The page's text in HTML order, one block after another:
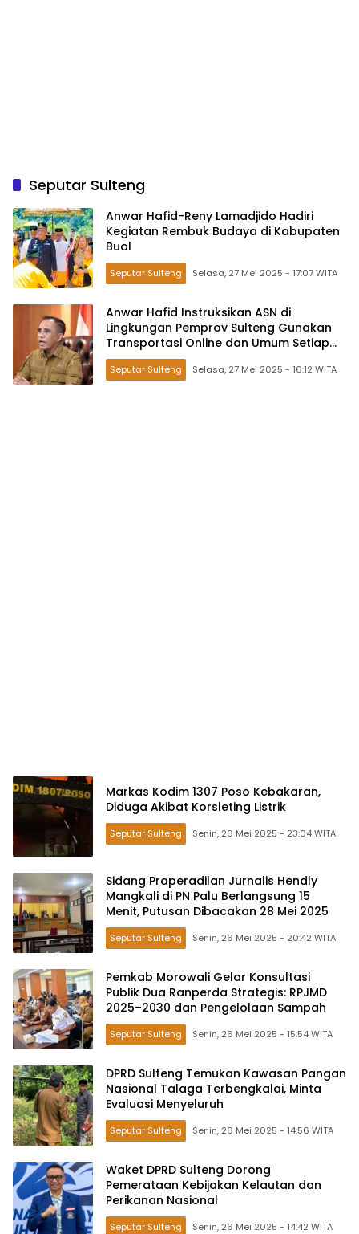
Seputar Sulteng
Anwar Hafid-Reny Lamadjido Hadiri
Kegiatan Rembuk Budaya di Kabupaten
Buol
Seputar Sulteng Selasa, 27 Mei 2025 - 17:07 WITA
Anwar Hafid Instruksikan ASN di
Lingkungan Pemprov Sulteng Gunakan
Transportasi Online dan Umum Setiap
Hari Jumat
Seputar Sulteng Selasa, 27 Mei 2025 - 16:12 WITA
Markas Kodim 1307 Poso Kebakaran,
Diduga Akibat Korsleting Listrik
Seputar Sulteng Senin, 26 Mei 2025 - 23:04 WITA
Sidang Praperadilan Jurnalis Hendly
Mangkali di PN Palu Berlangsung 15
Menit, Putusan Dibacakan 28 Mei 2025
Seputar Sulteng Senin, 26 Mei 2025 - 20:42 WITA
Pemkab Morowali Gelar Konsultasi
Publik Dua Ranperda Strategis: RPJMD
2025–2030 dan Pengelolaan Sampah
Seputar Sulteng Senin, 26 Mei 2025 - 15:54 WITA
DPRD Sulteng Temukan Kawasan Pangan
Nasional Talaga Terbengkalai, Minta
Evaluasi Menyeluruh
Seputar Sulteng Senin, 26 Mei 2025 - 14:56 WITA
Waket DPRD Sulteng Dorong
Pemerataan Kebijakan Kelautan dan
Perikanan Nasional
Seputar Sulteng Senin, 26 Mei 2025 - 14:42 WITA